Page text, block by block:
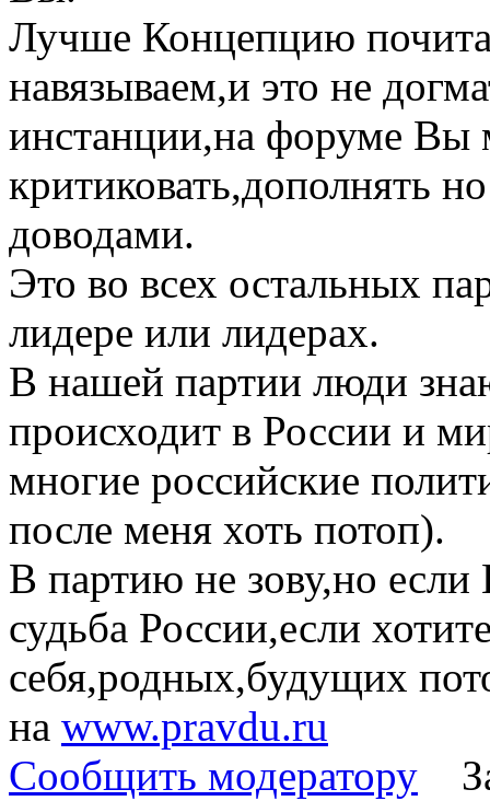
Лучше Концепцию
навязываем,и это не
инстанции,на форуме Вы
критиковать,дополнять
доводами.
Это во всех остальных
лидере или лидерах.
В нашей партии люди
происходит в России и
многие российские
после меня хоть потоп).
В партию не зову,но если
судьба России,если
себя,родных,будущих
на www.pravdu.ru
Сообщить модератору